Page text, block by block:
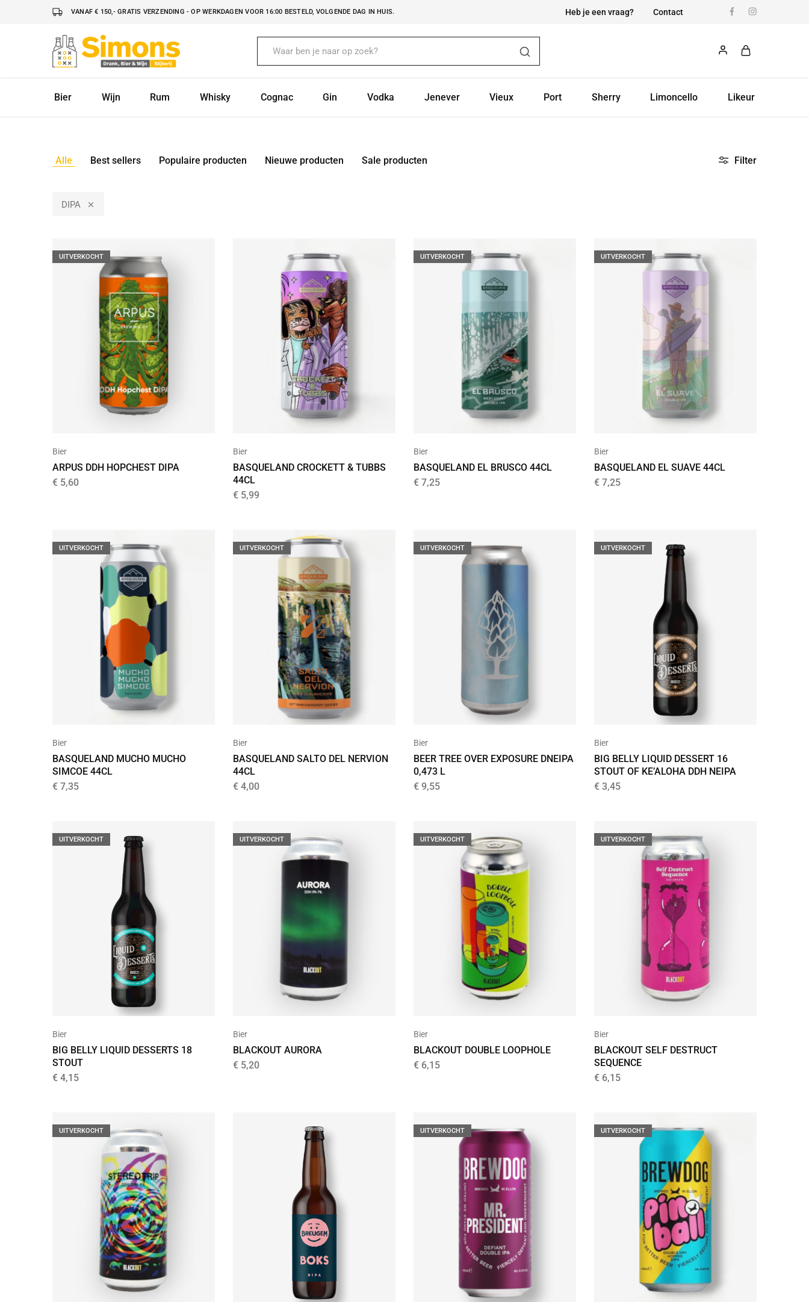
VANAF € 150,- GRATIS VERZENDING - OP WERKDAGEN VOOR 16:00 BESTELD, VOLGENDE DAG IN HUIS. Heb je een vraag? Contact
Simonsdrank.nl
Drank,
Bier
Bier
Wijn Rum Whisky Cognac Gin Vodka Jenever Vieux Port Sherry Limoncello Likeur
Alle Best sellers Populaire producten Nieuwe producten Sale producten Filter
DIPA
UITVERKOCHT
Bier
ARPUS DDH HOPCHEST DIPA
€ 5,60
Bier
BASQUELAND CROCKETT & TUBBS
44CL
€ 5,99
UITVERKOCHT
Bier
BASQUELAND EL BRUSCO 44CL
€ 7,25
UITVERKOCHT
Bier
BASQUELAND EL SUAVE 44CL
€ 7,25
UITVERKOCHT
Bier
BASQUELAND MUCHO MUCHO
SIMCOE 44CL
€ 7,35
UITVERKOCHT
Bier
BASQUELAND SALTO DEL NERVION
44CL
€ 4,00
UITVERKOCHT
Bier
BEER TREE OVER EXPOSURE DNEIPA
0,473 L
€ 9,55
UITVERKOCHT
Bier
BIG BELLY LIQUID DESSERT 16
STOUT OF KE’ALOHA DDH NEIPA
€ 3,45
UITVERKOCHT
Bier
BIG BELLY LIQUID DESSERTS 18
STOUT
€ 4,15
UITVERKOCHT
Bier
BLACKOUT AURORA
€ 5,20
UITVERKOCHT
Bier
BLACKOUT DOUBLE LOOPHOLE
€ 6,15
UITVERKOCHT
Bier
BLACKOUT SELF DESTRUCT
SEQUENCE
€ 6,15
UITVERKOCHT UITVERKOCHT UITVERKOCHT